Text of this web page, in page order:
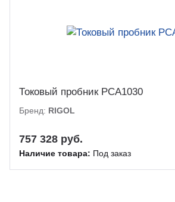
Токовый пробник PCA1030
Бренд: RIGOL
757 328 руб.
Наличие товара: Под заказ